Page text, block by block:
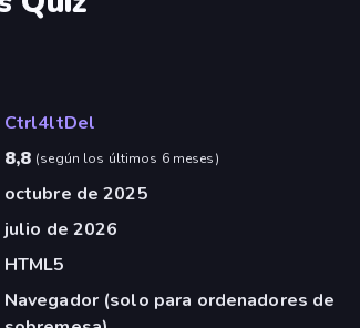
Ctrl4ltDel
8,8 (según los últimos 6 meses)
octubre de 2025
julio de 2026
HTML5
Navegador (solo para ordenadores de